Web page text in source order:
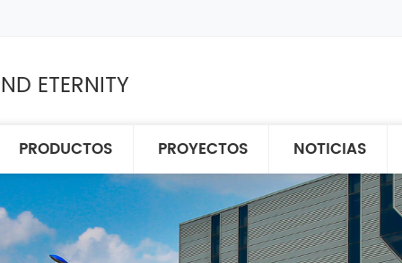
ETERNITY
PRODUCTOS PROYECTOS NOTICIAS